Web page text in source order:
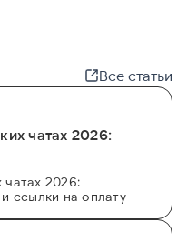
Все статьи
чатах 2026:
2026:
ссылки на оплату